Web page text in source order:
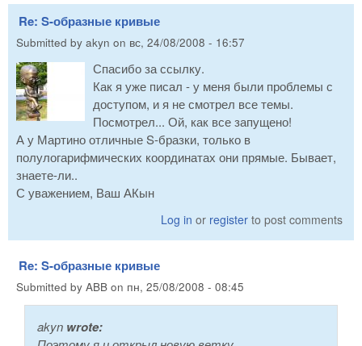
Re: S-образные кривые
Submitted by akyn on вс, 24/08/2008 - 16:57
Спасибо за ссылку.
Как я уже писал - у меня были проблемы с
доступом, и я не смотрел все темы.
Посмотрел... Ой, как все запущено!
А у Мартино отличные S-бразки, только в
полулогарифмических координатах они прямые. Бывает,
знаете-ли..
С уважением, Ваш АКын
Log in or register to post comments
Re: S-образные кривые
Submitted by ABB on пн, 25/08/2008 - 08:45
akyn wrote: